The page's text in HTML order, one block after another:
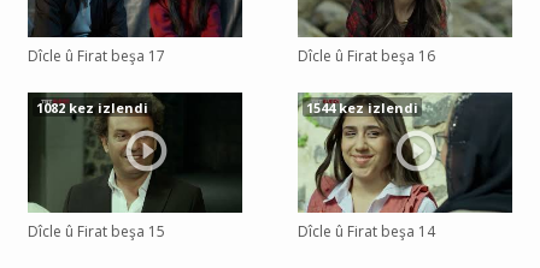
Dîcle û Firat beşa 17 Dîcle û Firat beşa 16
Dîcle û Firat beşa 15
1082 kez izlendi
Dîcle û Firat beşa 14
1544 kez izlendi